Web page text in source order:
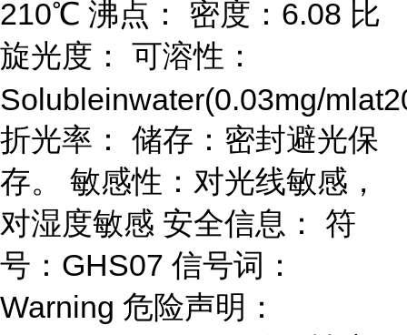
210℃ 沸点： 密度：6.08 比
旋光度： 可溶性：
Solubleinwater(0.03mg/
折光率： 储存：密封避光保
存。 敏感性：对光线敏感，
对湿度敏感 安全信息： 符
号：GHS07 信号词：
Warning 危险声明：